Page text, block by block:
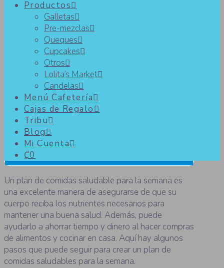
Productos
Galletas
Pre-mezclas
Queques
Cupcakes
Otros
Lolita’s Market
Candelas
Menú Cafetería
Cajas de Regalo
Tribu
Blog
Mi Cuenta
₡0
¿Cómo crear un plan de
comidas saludables para la
semana?
Un plan de comidas saludable para la semana es
una excelente manera de asegurarse de que su
cuerpo reciba los nutrientes necesarios para
mantener una buena salud. Además, puede
ayudarlo a ahorrar tiempo y dinero al hacer compras
de alimentos y cocinar en casa. Aquí hay algunos
pasos que puede seguir para crear un plan de
comidas saludables para la semana.